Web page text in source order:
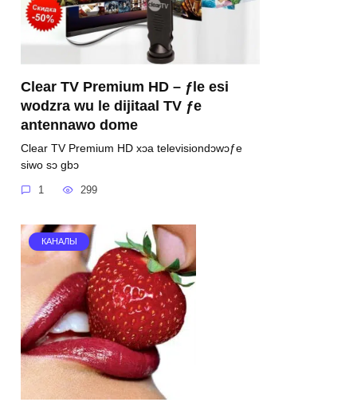
Clear TV Premium HD – ƒle esi
wodzra wu le dijitaal TV ƒe
antennawo dome
Clear TV Premium HD xɔa televisiondɔwɔƒe
siwo sɔ gbɔ
1 299
КАНАЛЫ